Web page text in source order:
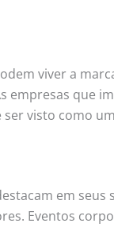
viver a
que
visto como
em
Eventos